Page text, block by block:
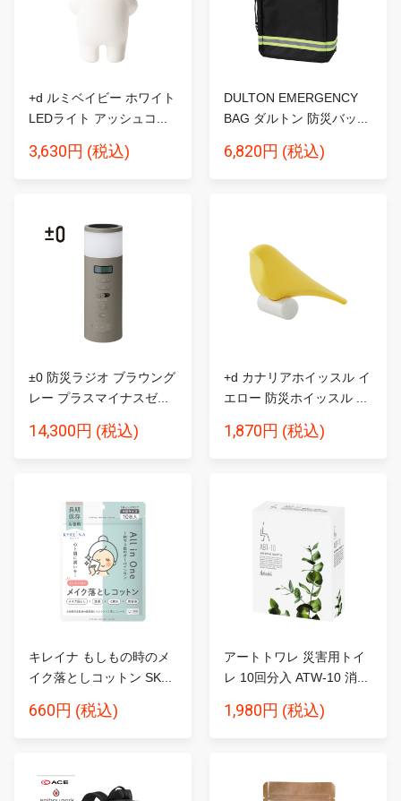
+d ルミベイビー ホワイト
LEDライト アッシュコ...
3,630円 (税込)
DULTON EMERGENCY
BAG ダルトン 防災バッ...
6,820円 (税込)
±0 防災ラジオ ブラウング
レー プラスマイナスゼ...
14,300円 (税込)
+d カナリアホイッスル イ
エロー 防災ホイッスル ...
1,870円 (税込)
キレイナ もしもの時のメ
イク落としコットン SK...
660円 (税込)
アートトワレ 災害用トイ
レ 10回分入 ATW-10 消...
1,980円 (税込)